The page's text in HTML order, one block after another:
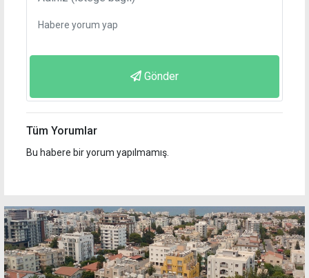
Gönder
Tüm Yorumlar
Bu habere bir yorum yapılmamış.